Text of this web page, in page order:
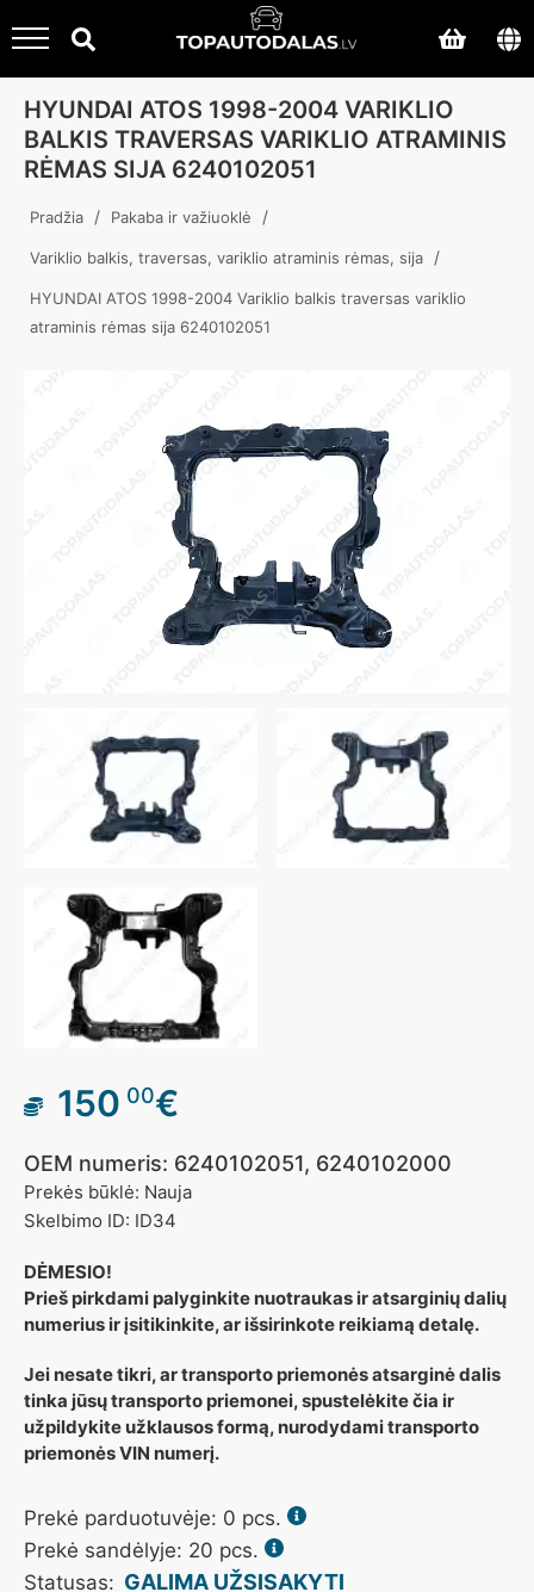
HYUNDAI ATOS 1998-2004 VARIKLIO
BALKIS TRAVERSAS VARIKLIO ATRAMINIS
RĖMAS SIJA 6240102051
Pradžia / Pakaba ir važiuoklė /
Variklio balkis, traversas, variklio atraminis rėmas, sija /
HYUNDAI ATOS 1998-2004 Variklio balkis traversas variklio
atraminis rėmas sija 6240102051
150 00€
OEM numeris: 6240102051, 6240102000
Prekės būklė: Nauja
Skelbimo ID: ID34
DĖMESIO!
Prieš pirkdami palyginkite nuotraukas ir atsarginių dalių
numerius ir įsitikinkite, ar išsirinkote reikiamą detalę.
Jei nesate tikri, ar transporto priemonės atsarginė dalis
tinka jūsų transporto priemonei, spustelėkite čia ir
užpildykite užklausos formą, nurodydami transporto
priemonės VIN numerį.
Prekė parduotuvėje: 0 pcs.
Prekė sandėlyje: 20 pcs.
Statusas: GALIMA UŽSISAKYTI